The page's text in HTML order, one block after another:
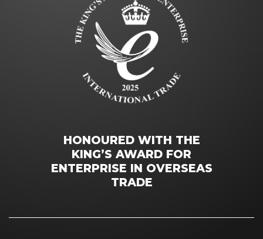
HONOURED WITH THE
KING’S AWARD FOR
ENTERPRISE IN OVERSEAS
TRADE